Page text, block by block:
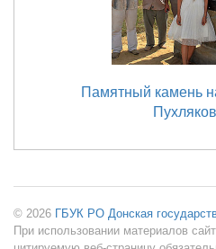
Памятный камень
© 2026 ГБУК РО Донская
При использовании материалов